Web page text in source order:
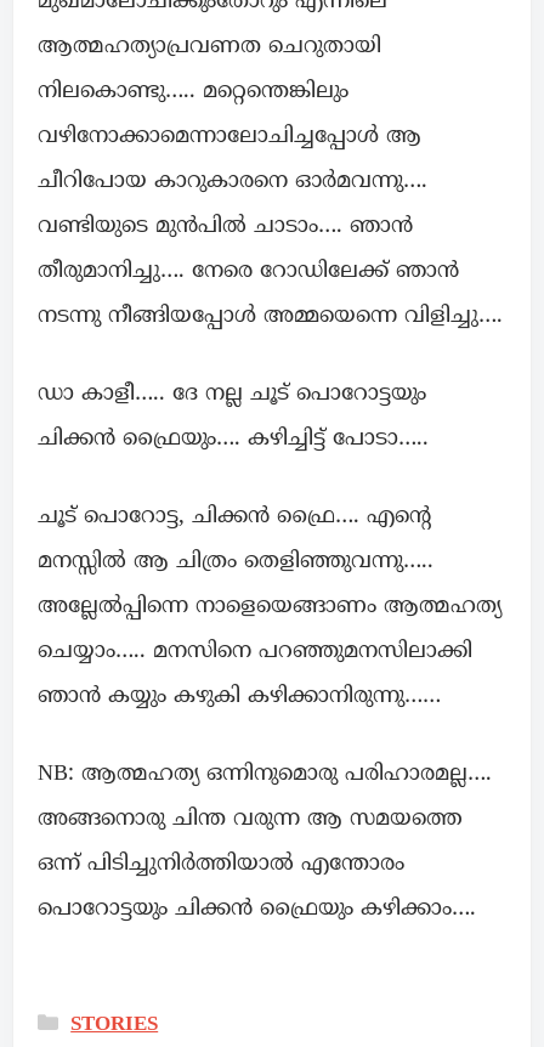
ആത്മഹത്യാപ്രവണത ചെറുതായി
നിലകൊണ്ടു….. മറ്റെന്തെങ്കിലും
വഴിനോക്കാമെന്നാലോചിച്ചപ്പോൾ ആ
ചീറിപോയ കാറുകാരനെ ഓർമവന്നു….
വണ്ടിയുടെ മുൻപിൽ ചാടാം…. ഞാൻ
തീരുമാനിച്ചു…. നേരെ റോഡിലേക്ക് ഞാൻ
നടന്നു നീങ്ങിയപ്പോൾ അമ്മയെന്നെ വിളിച്ചു….
ഡാ കാളീ….. ദേ നല്ല ചൂട് പൊറോട്ടയും
ചിക്കൻ ഫ്രൈയും…. കഴിച്ചിട്ട് പോടാ…..
ചൂട് പൊറോട്ട, ചിക്കൻ ഫ്രൈ…. എന്റെ
മനസ്സിൽ ആ ചിത്രം തെളിഞ്ഞുവന്നു…..
അല്ലേൽപ്പിന്നെ നാളെയെങ്ങാണം ആത്മഹത്യ
ചെയ്യാം….. മനസിനെ പറഞ്ഞുമനസിലാക്കി
ഞാൻ കയ്യും കഴുകി കഴിക്കാനിരുന്നു……
NB: ആത്മഹത്യ ഒന്നിനുമൊരു പരിഹാരമല്ല….
അങ്ങനൊരു ചിന്ത വരുന്ന ആ സമയത്തെ
ഒന്ന് പിടിച്ചുനിർത്തിയാൽ എന്തോരം
പൊറോട്ടയും ചിക്കൻ ഫ്രൈയും കഴിക്കാം….
STORIES